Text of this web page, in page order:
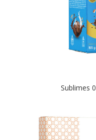
Sublimes